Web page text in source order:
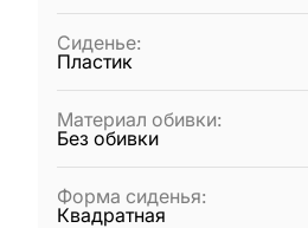
Сиденье:
Пластик
Материал обивки:
Без обивки
Форма сиденья:
Квадратная